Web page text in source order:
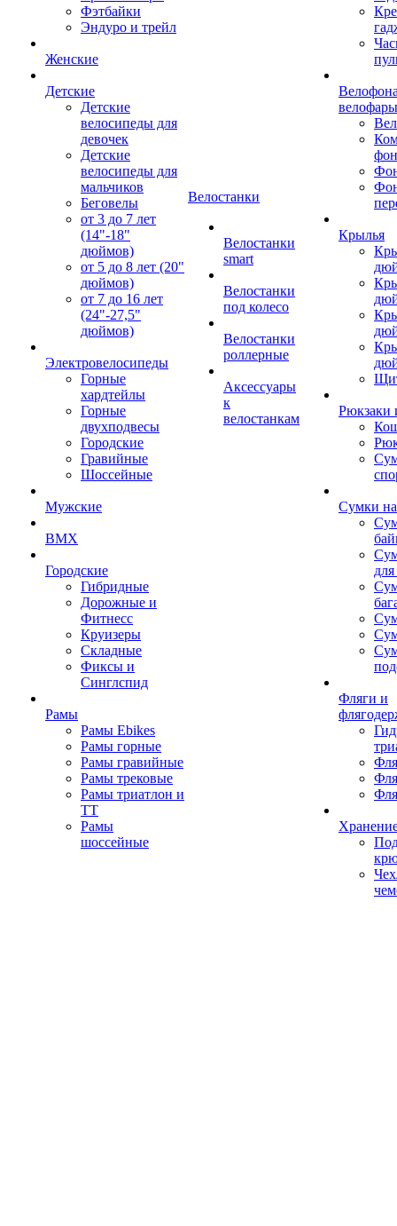
Фэтбайки
Эндуро и трейл
Женские
Детские
Детские
велосипеды для
девочек
Детские
велосипеды для
мальчиков
Беговелы
от 3 до 7 лет
(14"-18"
дюймов)
от 5 до 8 лет (20"
дюймов)
от 7 до 16 лет
(24"-27,5"
дюймов)
Электровелосипеды
Горные
хардтейлы
Горные
двухподвесы
Городские
Гравийные
Шоссейные
Мужские
BMX
Городские
Гибридные
Дорожные и
Фитнесс
Круизеры
Складные
Фиксы и
Синглспид
Рамы
Рамы Ebikes
Рамы горные
Рамы гравийные
Рамы трековые
Рамы триатлон и
ТТ
Рамы
шоссейные
Велостанки
Велостанки
smart
Велостанки
под колесо
Велостанки
роллерные
Аксессуары
к
велостанкам
велофары
Крылья
Рюкзаки
Сумки
Фляги и